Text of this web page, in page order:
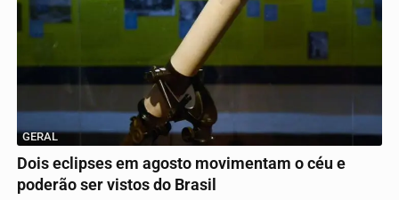
GERAL
Dois eclipses em agosto movimentam o céu e
poderão ser vistos do Brasil